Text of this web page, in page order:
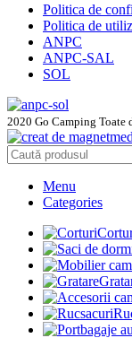
Politica de
Politica de
ANPC
ANPC-SAL
SOL
2020 Go Camping Toate
Menu
Categories